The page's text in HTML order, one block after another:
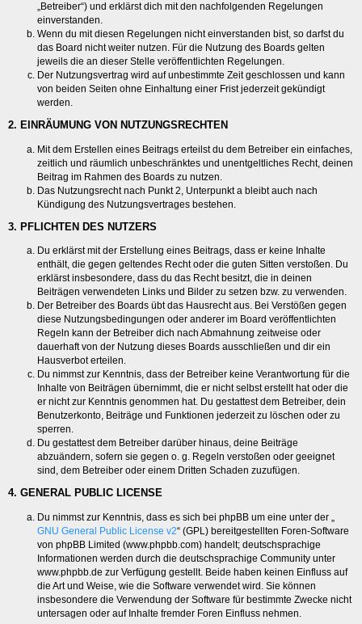
„Betreiber“) und erklärst dich mit den nachfolgenden Regelungen
einverstanden.
Wenn du mit diesen Regelungen nicht einverstanden bist, so darfst du
das Board nicht weiter nutzen. Für die Nutzung des Boards gelten
jeweils die an dieser Stelle veröffentlichten Regelungen.
Der Nutzungsvertrag wird auf unbestimmte Zeit geschlossen und kann
von beiden Seiten ohne Einhaltung einer Frist jederzeit gekündigt
werden.
2. EINRÄUMUNG VON NUTZUNGSRECHTEN
Mit dem Erstellen eines Beitrags erteilst du dem Betreiber ein einfaches,
zeitlich und räumlich unbeschränktes und unentgeltliches Recht, deinen
Beitrag im Rahmen des Boards zu nutzen.
Das Nutzungsrecht nach Punkt 2, Unterpunkt a bleibt auch nach
Kündigung des Nutzungsvertrages bestehen.
3. PFLICHTEN DES NUTZERS
Du erklärst mit der Erstellung eines Beitrags, dass er keine Inhalte
enthält, die gegen geltendes Recht oder die guten Sitten verstoßen. Du
erklärst insbesondere, dass du das Recht besitzt, die in deinen
Beiträgen verwendeten Links und Bilder zu setzen bzw. zu verwenden.
Der Betreiber des Boards übt das Hausrecht aus. Bei Verstößen gegen
diese Nutzungsbedingungen oder anderer im Board veröffentlichten
Regeln kann der Betreiber dich nach Abmahnung zeitweise oder
dauerhaft von der Nutzung dieses Boards ausschließen und dir ein
Hausverbot erteilen.
Du nimmst zur Kenntnis, dass der Betreiber keine Verantwortung für die
Inhalte von Beiträgen übernimmt, die er nicht selbst erstellt hat oder die
er nicht zur Kenntnis genommen hat. Du gestattest dem Betreiber, dein
Benutzerkonto, Beiträge und Funktionen jederzeit zu löschen oder zu
sperren.
Du gestattest dem Betreiber darüber hinaus, deine Beiträge
abzuändern, sofern sie gegen o. g. Regeln verstoßen oder geeignet
sind, dem Betreiber oder einem Dritten Schaden zuzufügen.
4. GENERAL PUBLIC LICENSE
Du nimmst zur Kenntnis, dass es sich bei phpBB um eine unter der „
GNU General Public License v2“ (GPL) bereitgestellten Foren-Software
von phpBB Limited (www.phpbb.com) handelt; deutschsprachige
Informationen werden durch die deutschsprachige Community unter
www.phpbb.de zur Verfügung gestellt. Beide haben keinen Einfluss auf
die Art und Weise, wie die Software verwendet wird. Sie können
insbesondere die Verwendung der Software für bestimmte Zwecke nicht
untersagen oder auf Inhalte fremder Foren Einfluss nehmen.